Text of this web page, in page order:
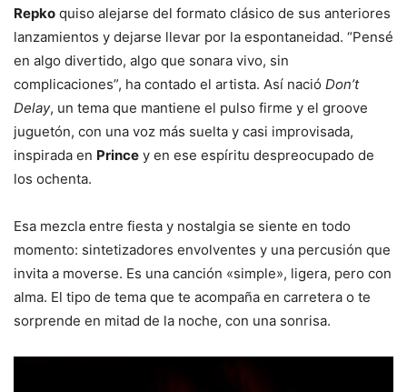
Repko quiso alejarse del formato clásico de sus anteriores
lanzamientos y dejarse llevar por la espontaneidad. “Pensé
en algo divertido, algo que sonara vivo, sin
complicaciones”, ha contado el artista. Así nació Don’t
Delay, un tema que mantiene el pulso firme y el groove
juguetón, con una voz más suelta y casi improvisada,
inspirada en Prince y en ese espíritu despreocupado de
los ochenta.
Esa mezcla entre fiesta y nostalgia se siente en todo
momento: sintetizadores envolventes y una percusión que
invita a moverse. Es una canción «simple», ligera, pero con
alma. El tipo de tema que te acompaña en carretera o te
sorprende en mitad de la noche, con una sonrisa.